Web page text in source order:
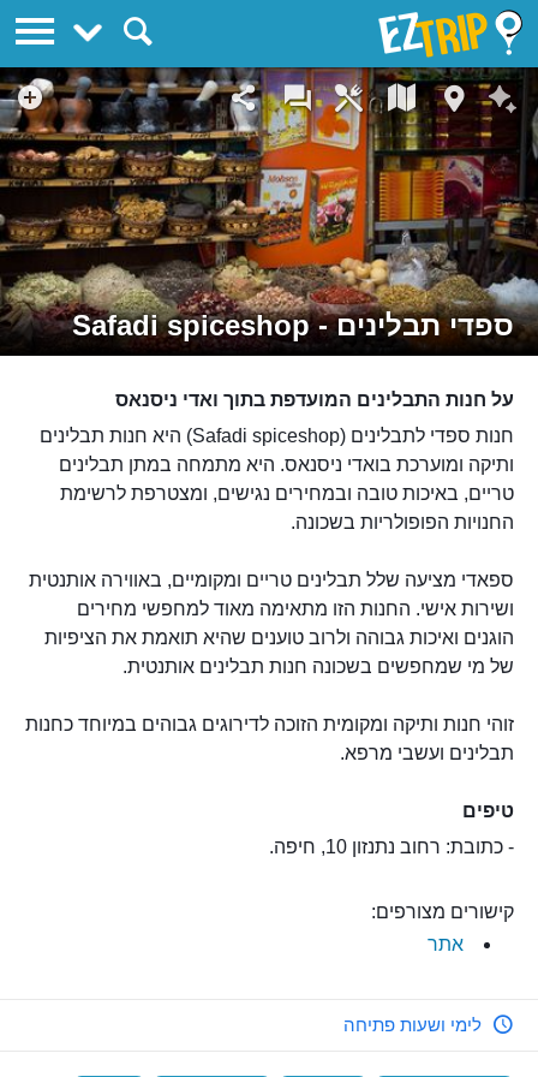
ספדי תבלינים - Safadi spiceshop
על חנות התבלינים המועדפת בתוך ואדי ניסנאס
חנות ספדי לתבלינים (Safadi spiceshop) היא חנות תבלינים
ותיקה ומוערכת בואדי ניסנאס. היא מתמחה במתן תבלינים
טריים, באיכות טובה ובמחירים נגישים, ומצטרפת לרשימת
החנויות הפופולריות בשכונה.
ספאדי מציעה שלל תבלינים טריים ומקומיים, באווירה אותנטית
ושירות אישי. החנות הזו מתאימה מאוד למחפשי מחירים
הוגנים ואיכות גבוהה ולרוב טוענים שהיא תואמת את הציפיות
של מי שמחפשים בשכונה חנות תבלינים אותנטית.
זוהי חנות ותיקה ומקומית הזוכה לדירוגים גבוהים במיוחד כחנות
תבלינים ועשבי מרפא.
טיפים
- כתובת: רחוב נתנזון 10, חיפה.
קישורים מצורפים:
אתר
לימי ושעות פתיחה
EZTrip